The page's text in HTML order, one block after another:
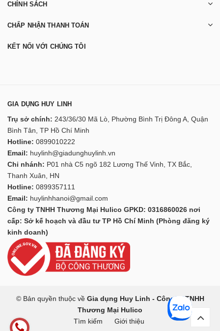
CHÍNH SÁCH
CHẤP NHẬN THANH TOÁN
KẾT NỐI VỚI CHÚNG TÔI
GIA DỤNG HUY LINH
Trụ sở chính: 243/36/30 Mã Lò, Phường Bình Trị Đông A, Quận
Bình Tân, TP Hồ Chí Minh
Hotline: 0899010222
Email: huylinh@giadunghuylinh.vn
Chi nhánh: P01 nhà C5 ngõ 182 Lương Thế Vinh, TX Bắc,
Thanh Xuân, HN
Hotline: 0899357111
Email: huylinhhanoi@gmail.com
Công ty TNHH Thương Mại Hulico GPKD: 0316860026 nơi
cấp: Sở kế hoạch và đầu tư TP Hồ Chí Minh (Phòng đăng ký
kinh doanh)
© Bản quyền thuộc về Gia dụng Huy Linh - Công ty TNHH
Thương Mại Hulico
Tìm kiếm
Giới thiệu